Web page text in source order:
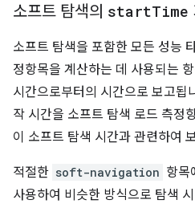
소프트 탐색의 startTime
소프트 탐색을 포함한 모든 성능
정항목을 계산하는 데 사용되는
시간으로부터의 시간으로 보고됩
작 시간을 소프트 탐색 로드 측정
이 소프트 탐색 시간과 관련하여
적절한 soft-navigation 항목
사용하여 비슷한 방식으로 탐색